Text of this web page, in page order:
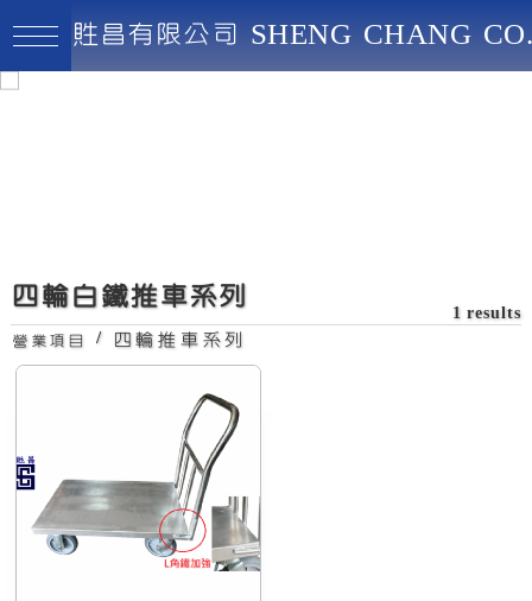
四輪白鐵推車系列
1 results
營業項目 / 四輪推車系列
貹昌有限公司 SHENG CHANG